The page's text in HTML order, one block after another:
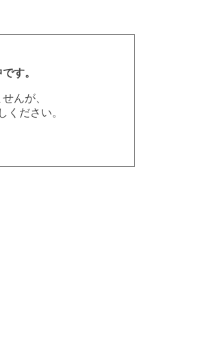
す。
んが、
ください。